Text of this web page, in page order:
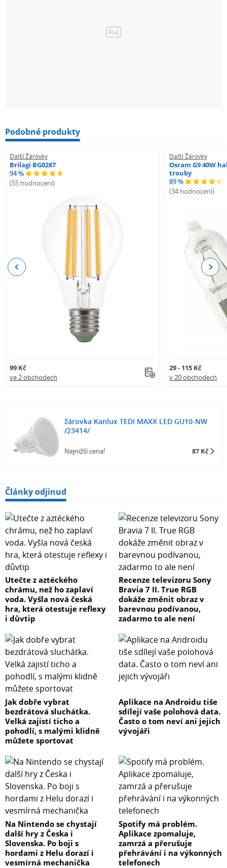
Podobné produkty
Další Žárovky
Brilagi BG0287
94 %
(55 hodnocení)
99 Kč
ve 2 obchodech
Další Žárovky
Osram G9 40W
trouby
89 %
(34 hodnocení)
29 - 115 Kč
v 20 obchodech
Previous Next
žárovka Kanlux TEDI MAXX LED GU10-NW
/23414/
Nejnižší cena! 87 Kč
Články odjinud
Utečte z aztéckého
chrámu, než ho zaplaví
voda. Vyšla nová česká
hra, která otestuje reflexy
i důvtip
Recenze televizoru Sony
Bravia 7 II. True RGB
dokáže změnit obraz v
barevnou podívanou,
zadarmo to ale není
Jak dobře vybrat
bezdrátová sluchátka.
Velká zajistí ticho a
pohodlí, s malými klidně
můžete sportovat
Aplikace na Androidu tiše
sdílejí vaše polohová data.
Často o tom neví ani jejich
vývojáři
Na Nintendo se chystají
další hry z Česka i
Slovenska. Po boji s
hordami z Helu dorazí i
vesmírná mechanička
Spotify má problém.
Aplikace zpomaluje,
zamrzá a přerušuje
přehrávání i na výkonných
telefonech